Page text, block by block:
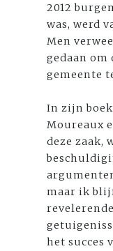
2012
was, werd
Men
gedaan
gemeente
In zijn
Moureaux
deze zaak,
maar ik
het succes